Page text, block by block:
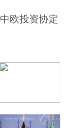
欧投资协定